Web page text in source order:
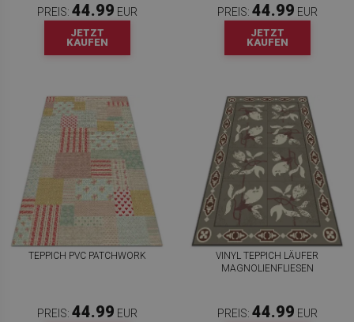
PREIS: 44.99 EUR
JETZT
KAUFEN
PREIS: 44.99 EUR
JETZT
KAUFEN
TEPPICH PVC PATCHWORK
PREIS: 44.99 EUR
VINYL TEPPICH LÄUFER
MAGNOLIENFLIESEN
PREIS: 44.99 EUR